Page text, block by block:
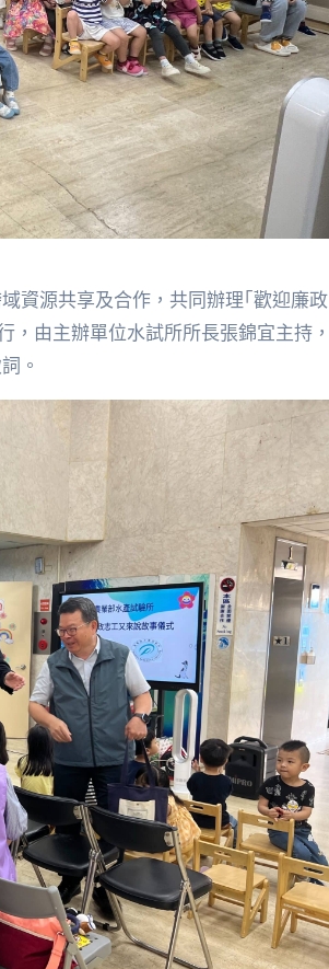
資源共享及合作，共同辦理｢歡迎廉政
，由主辦單位水試所所長張錦宜主持，
。